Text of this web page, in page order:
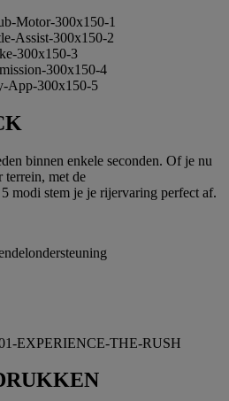
binnen enkele seconden. Of je nu
terrein, met de
modi stem je je rijervaring perfect af.